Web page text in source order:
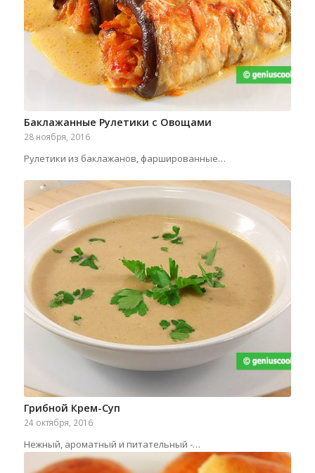
Баклажанные Рулетики с Овощами
28 ноября, 2016
Рулетики из баклажанов, фаршированные…
Грибной Крем-Суп
24 октября, 2016
Нежный, ароматный и питательный -…